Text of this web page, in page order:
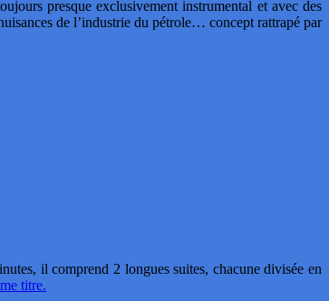
presque exclusivement instrumental et avec des
de l’industrie du pétrole… concept rattrapé par
il comprend 2 longues suites, chacune divisée en
titre.